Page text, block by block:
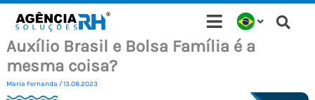
para
conteúdo
Auxílio Brasil e Bolsa Família é a
mesma coisa?
Maria Fernanda /13.08.2023